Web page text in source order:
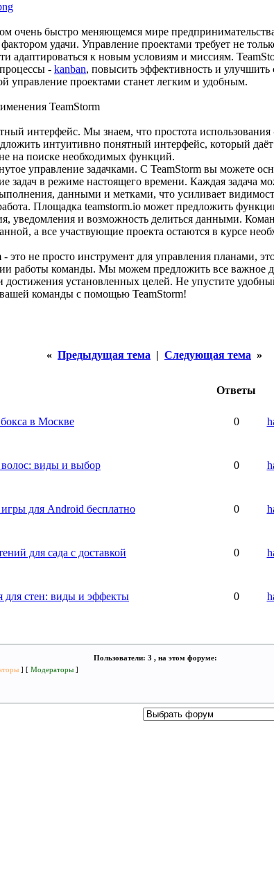
очень быстро меняющемся мире
удачи. Управление проектами требует не
адаптироваться к новым условиям и миссиям.
- kanban, повысить эффективность и
управление проектами станет легким и удобным.
TeamStorm
интерфейс. Мы знаем, что простота использования
интуитивно понятный интерфейс, который
не на поиске необходимых функций.
управление задачками. С TeamStorm вы можете
задач в режиме настоящего времени. Каждая задача
данными и метками, что усиливает
Площадка teamstorm.io может предложить
уведомления и возможность делиться данными.
а все участвующие проекта остаются в курсе
- это не просто инструмент для управления планами,
работы команды. Мы можем предложить все важное
достижения установленных целей. Не упустите
команды с помощью TeamStorm!
« Предыдущая тема | Следующая тема »
Ответы
в Москве 0
волос: виды и выбор 0
для Android бесплатно 0
для сада с доставкой 0
для стен: виды и эффекты 0
Пользователи: 3 , на этом форуме:
] [ Модераторы ]